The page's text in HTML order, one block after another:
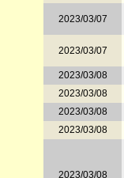
2023/03/07
2023/03/07
2023/03/08
2023/03/08
2023/03/08
2023/03/08
2023/03/08